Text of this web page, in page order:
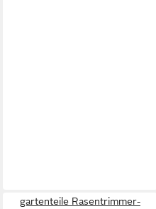
gartenteile Rasentrimmer-